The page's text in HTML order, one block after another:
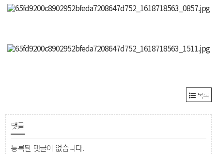
목록
댓글
등록된 댓글이 없습니다.